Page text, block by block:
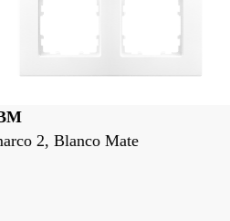
59004-BM
Miro, marco 4, Blanco Mate